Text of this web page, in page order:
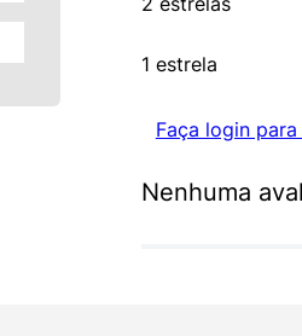
1 estrela
Faça login
Nenhuma